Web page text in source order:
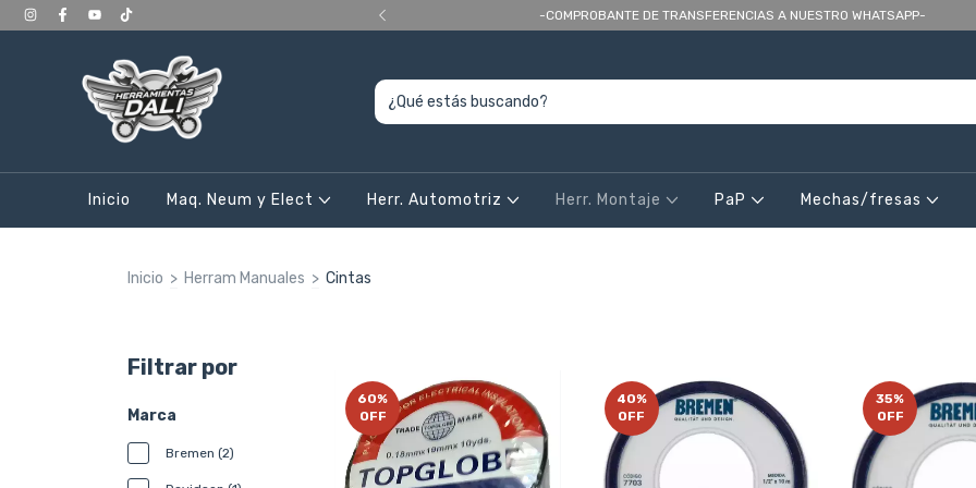
a 400.000, en CABA y Gran Bs As -COMPROBANTE DE TRANSFERENCIAS A NUESTRO WHATSAPP-
Inicio Maq. Neum y Elect Herr. Automotriz Herr. Montaje PaP Mechas/fresas
Inicio > Herram Manuales > Cintas
Filtrar por
Marca
Bremen (2)
60%
OFF
40%
OFF
35%
OFF